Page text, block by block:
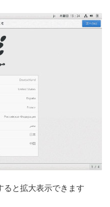
ると拡大表示できます